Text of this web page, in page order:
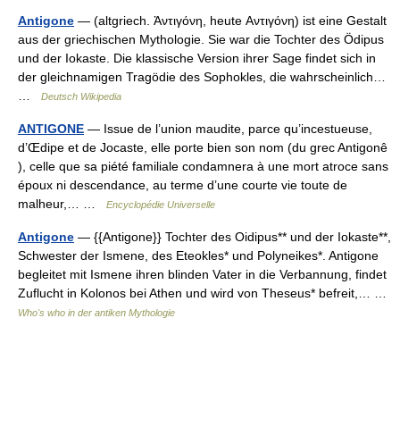
Antigone — (altgriech. Ἀντιγόνη, heute Αντιγόνη) ist eine Gestalt
aus der griechischen Mythologie. Sie war die Tochter des Ödipus
und der Iokaste. Die klassische Version ihrer Sage findet sich in
der gleichnamigen Tragödie des Sophokles, die wahrscheinlich…
Deutsch Wikipedia
ANTIGONE — Issue de l’union maudite, parce qu’incestueuse,
d’Œdipe et de Jocaste, elle porte bien son nom (du grec Antigonê
), celle que sa piété familiale condamnera à une mort atroce sans
époux ni descendance, au terme d’une courte vie toute de
malheur,… …
Encyclopédie Universelle
Antigone — {{Antigone}} Tochter des Oidipus** und der Iokaste**,
Schwester der Ismene, des Eteokles* und Polyneikes*. Antigone
begleitet mit Ismene ihren blinden Vater in die Verbannung, findet
Zuflucht in Kolonos bei Athen und wird von Theseus* befreit,… …
Who's who in der antiken Mythologie